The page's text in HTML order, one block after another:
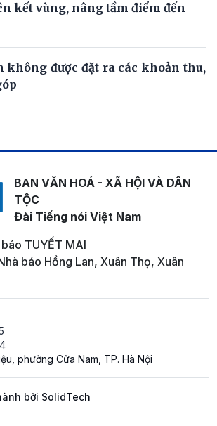
kết vùng, nâng tầm điểm đến
không được đặt ra các khoản thu,
BAN VĂN HOÁ - XÃ HỘI VÀ DÂN
TỘC
Đài Tiếng nói Việt Nam
TUYẾT MAI
báo Hồng Lan, Xuân Thọ, Xuân
phường Cửa Nam, TP. Hà Nội
bởi SolidTech